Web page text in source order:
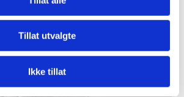
Tillat utvalgte
Ikke tillat